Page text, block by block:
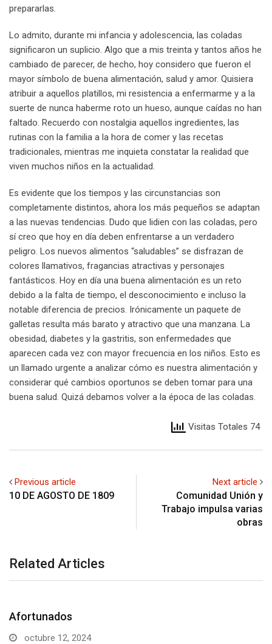
prepararlas.
Lo admito, durante mi infancia y adolescencia, las coladas
significaron un suplicio. Algo que a mis treinta y tantos años he
cambiado de parecer, de hecho, hoy considero que fueron el
mayor símbolo de buena alimentación, salud y amor. Quisiera
atribuir a aquellos platillos, mi resistencia a enfermarme y a la
suerte de nunca haberme roto un hueso, aunque caídas no han
faltado. Recuerdo con nostalgia aquellos ingredientes, las
rutinas con la familia a la hora de comer y las recetas
tradicionales, mientras me inquieta constatar la realidad que
viven muchos niños en la actualidad.
Es evidente que los tiempos y las circunstancias son
completamente distintos, ahora los más pequeños se adaptan
a las nuevas tendencias. Dudo que lidien con las coladas, pero
sí creo que hoy en día deben enfrentarse a un verdadero
peligro. Los nuevos alimentos “saludables” se disfrazan de
colores llamativos, fragancias atractivas y personajes
fantásticos. Hoy en día una buena alimentación es un reto
debido a la falta de tiempo, el desconocimiento e incluso la
notable diferencia de precios. Irónicamente un paquete de
galletas resulta más barato y atractivo que una manzana. La
obesidad, diabetes y la gastritis, son enfermedades que
aparecen cada vez con mayor frecuencia en los niños. Esto es
un llamado urgente a analizar cómo es nuestra alimentación y
considerar qué cambios oportunos se deben tomar para una
buena salud. Quizá debamos volver a la época de las coladas.
Visitas Totales 74
Previous article
10 DE AGOSTO DE 1809
Next article
Comunidad Unión y
Trabajo impulsa varias
obras
Related Articles
De segunda mano
octubre 4, 2024